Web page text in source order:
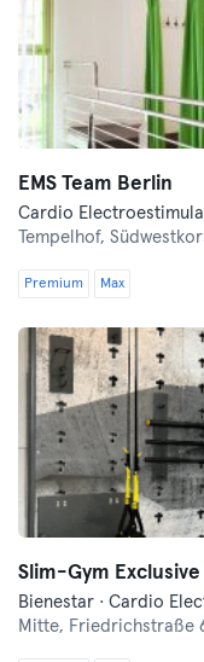
EMS Team Berlin
Cardio
Tempelhof,
Premium Max
Slim-Gym
Bienestar · Cardio
Mitte, Friedrichstraße